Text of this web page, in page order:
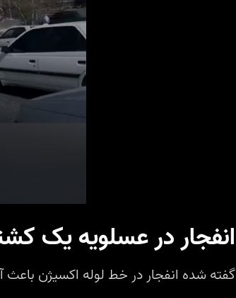
انفجار در عسلویه یک
گفته شده انفجار در خط لوله اکسیژن